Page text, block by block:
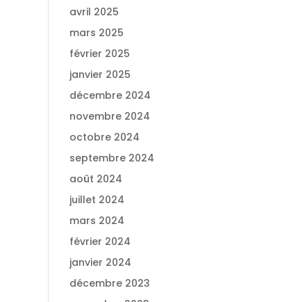
avril 2025
mars 2025
février 2025
janvier 2025
décembre 2024
novembre 2024
octobre 2024
septembre 2024
août 2024
juillet 2024
mars 2024
février 2024
janvier 2024
décembre 2023